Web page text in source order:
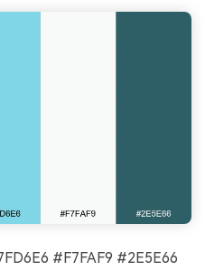
#F7FAF9 #2E5E66